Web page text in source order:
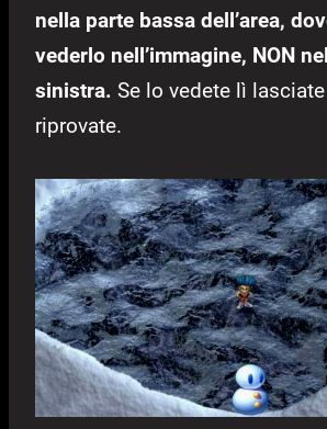
nella parte bassa dell’area,
vederlo nell’immagine, NON
sinistra. Se lo vedete lì
riprovate.